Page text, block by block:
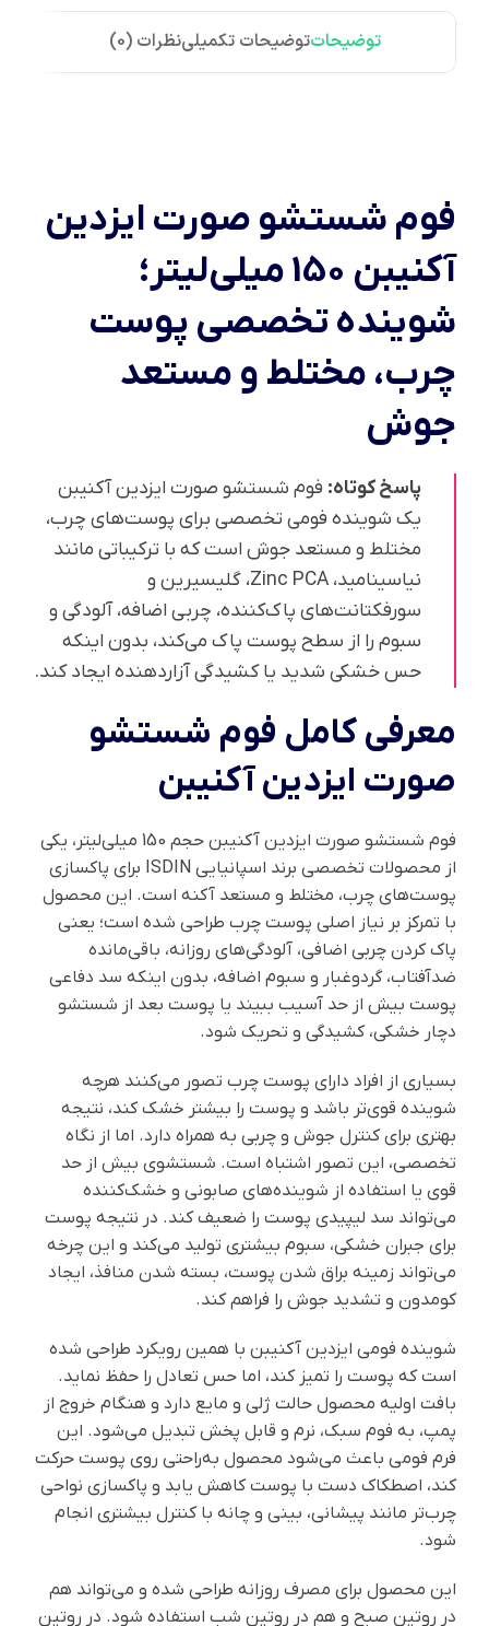
توضیحاتتوضیحات تکمیلینظرات (0)
فوم شستشو صورت ایزدین
آکنیبن 150 میلی‌لیتر؛
شوینده تخصصی پوست
چرب، مختلط و مستعد
جوش
پاسخ کوتاه: فوم شستشو صورت ایزدین آکنیبن
یک شوینده فومی تخصصی برای پوست‌های چرب،
مختلط و مستعد جوش است که با ترکیباتی مانند
نیاسینامید، Zinc PCA، گلیسیرین و
سورفکتانت‌های پاک‌کننده، چربی اضافه، آلودگی و
سبوم را از سطح پوست پاک می‌کند، بدون اینکه
حس خشکی شدید یا کشیدگی آزاردهنده ایجاد کند.
معرفی کامل فوم شستشو
صورت ایزدین آکنیبن
فوم شستشو صورت ایزدین آکنیبن حجم 150 میلی‌لیتر، یکی
از محصولات تخصصی برند اسپانیایی ISDIN برای پاکسازی
پوست‌های چرب، مختلط و مستعد آکنه است. این محصول
با تمرکز بر نیاز اصلی پوست چرب طراحی شده است؛ یعنی
پاک کردن چربی اضافی، آلودگی‌های روزانه، باقی‌مانده
ضدآفتاب، گردوغبار و سبوم اضافه، بدون اینکه سد دفاعی
پوست بیش از حد آسیب ببیند یا پوست بعد از شستشو
دچار خشکی، کشیدگی و تحریک شود.
بسیاری از افراد دارای پوست چرب تصور می‌کنند هرچه
شوینده قوی‌تر باشد و پوست را بیشتر خشک کند، نتیجه
بهتری برای کنترل جوش و چربی به همراه دارد. اما از نگاه
تخصصی، این تصور اشتباه است. شستشوی بیش از حد
قوی یا استفاده از شوینده‌های صابونی و خشک‌کننده
می‌تواند سد لیپیدی پوست را ضعیف کند. در نتیجه پوست
برای جبران خشکی، سبوم بیشتری تولید می‌کند و این چرخه
می‌تواند زمینه براق شدن پوست، بسته شدن منافذ، ایجاد
کومدون و تشدید جوش را فراهم کند.
شوینده فومی ایزدین آکنیبن با همین رویکرد طراحی شده
است که پوست را تمیز کند، اما حس تعادل را حفظ نماید.
بافت اولیه محصول حالت ژلی و مایع دارد و هنگام خروج از
پمپ، به فوم سبک، نرم و قابل پخش تبدیل می‌شود. این
فرم فومی باعث می‌شود محصول به‌راحتی روی پوست حرکت
کند، اصطکاک دست با پوست کاهش یابد و پاکسازی نواحی
چرب‌تر مانند پیشانی، بینی و چانه با کنترل بیشتری انجام
شود.
این محصول برای مصرف روزانه طراحی شده و می‌تواند هم
در روتین صبح و هم در روتین شب استفاده شود. در روتین